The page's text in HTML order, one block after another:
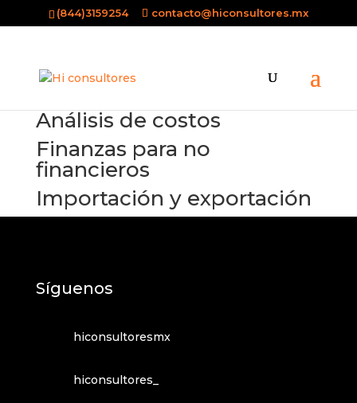
(844)3159254 contacto@hiconsultores.mx
Análisis de costos
Finanzas para no
financieros
Importación y exportación
Síguenos
hiconsultoresmx
hiconsultores_